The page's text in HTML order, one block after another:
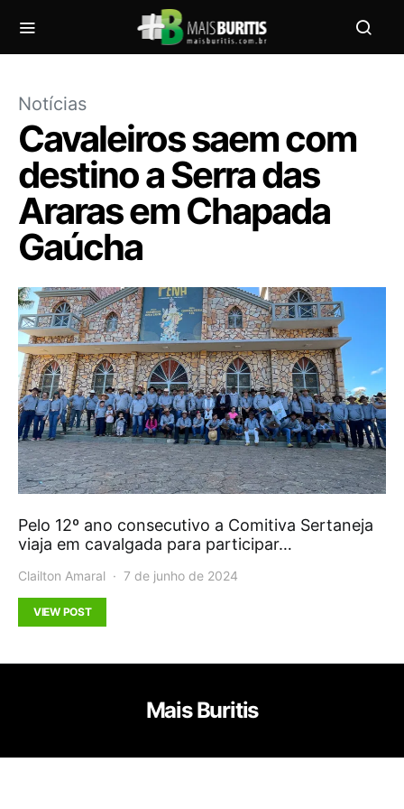
Notícias
Cavaleiros saem com
destino a Serra das
Araras em Chapada
Gaúcha
Pelo 12º ano consecutivo a Comitiva Sertaneja
viaja em cavalgada para participar…
Clailton Amaral 7 de junho de 2024
VIEW POST
Mais Buritis